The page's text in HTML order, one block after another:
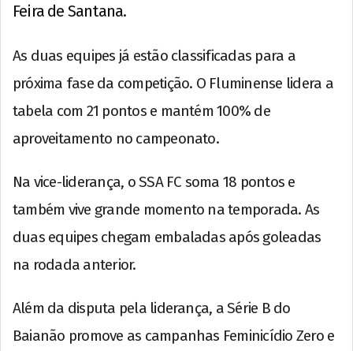
Feira de Santana.
As duas equipes já estão classificadas para a
próxima fase da competição. O Fluminense lidera a
tabela com 21 pontos e mantém 100% de
aproveitamento no campeonato.
Na vice-liderança, o SSA FC soma 18 pontos e
também vive grande momento na temporada. As
duas equipes chegam embaladas após goleadas
na rodada anterior.
Além da disputa pela liderança, a Série B do
Baianão promove as campanhas Feminicídio Zero e